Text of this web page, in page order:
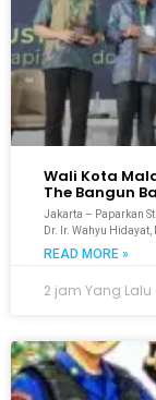
Wali Kota
The Bangun
Jakarta – Paparkan
Dr. Ir. Wahyu Hidayat,
READ MORE »
2 jam Yang Lalu